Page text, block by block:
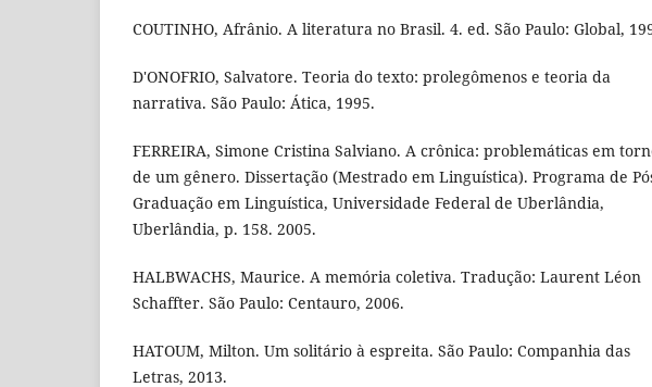
COUTINHO, Afrânio. A literatura no Brasil. 4. ed. São Paulo: Global,
D'ONOFRIO, Salvatore. Teoria do texto: prolegômenos e teoria da
narrativa. São Paulo: Ática, 1995.
FERREIRA, Simone Cristina Salviano. A crônica: problemáticas em
de um gênero. Dissertação (Mestrado em Linguística). Programa de
Graduação em Linguística, Universidade Federal de Uberlândia,
Uberlândia, p. 158. 2005.
HALBWACHS, Maurice. A memória coletiva. Tradução: Laurent Léon
Schaffter. São Paulo: Centauro, 2006.
HATOUM, Milton. Um solitário à espreita. São Paulo: Companhia das
Letras, 2013.